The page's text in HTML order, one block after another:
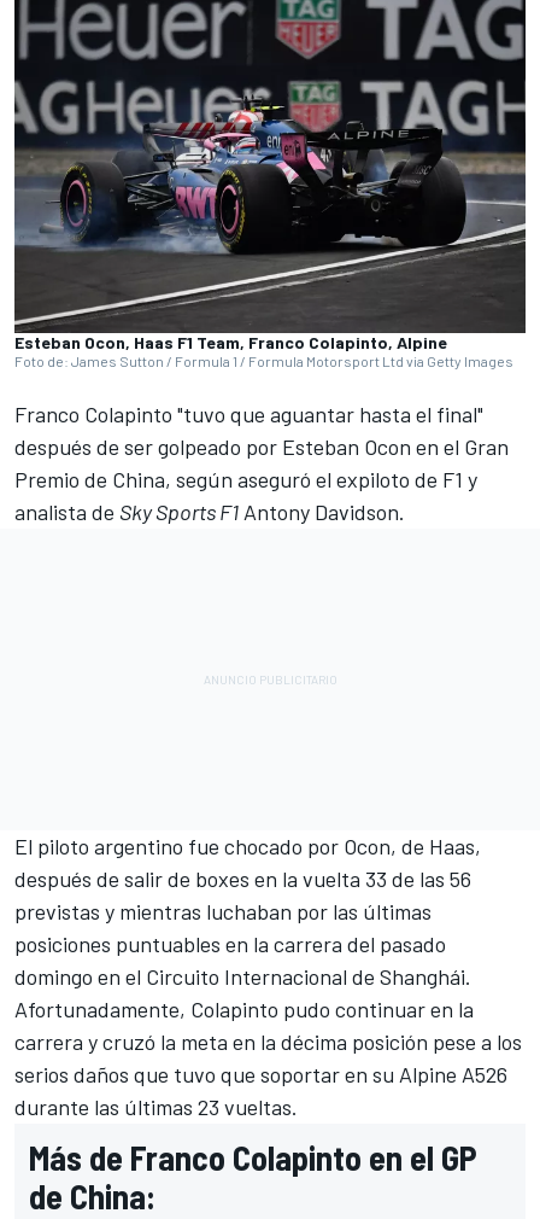
Esteban Ocon, Haas F1 Team, Franco Colapinto, Alpine
Foto de: James Sutton / Formula 1 / Formula Motorsport Ltd via Getty Images
Franco Colapinto "tuvo que aguantar hasta el final"
después de ser golpeado por Esteban Ocon en el Gran
Premio de China, según aseguró el expiloto de F1 y
analista de Sky Sports F1 Antony Davidson.
El piloto argentino fue chocado por Ocon, de Haas,
después de salir de boxes en la vuelta 33 de las 56
previstas y mientras luchaban por las últimas
posiciones puntuables en la carrera del pasado
domingo en el Circuito Internacional de Shanghái.
Afortunadamente, Colapinto pudo continuar en la
carrera y cruzó la meta en la décima posición pese a los
serios daños que tuvo que soportar en su Alpine A526
durante las últimas 23 vueltas.
Más de Franco Colapinto en el GP
de China: